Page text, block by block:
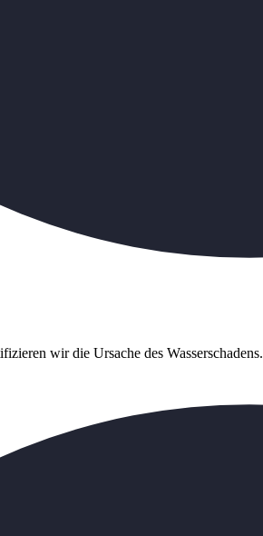
wir die Ursache des Wasserschadens.